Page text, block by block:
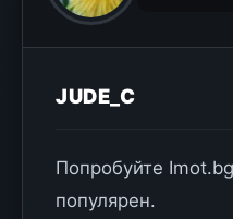
JUDE_C
Попробуйте
популярен.